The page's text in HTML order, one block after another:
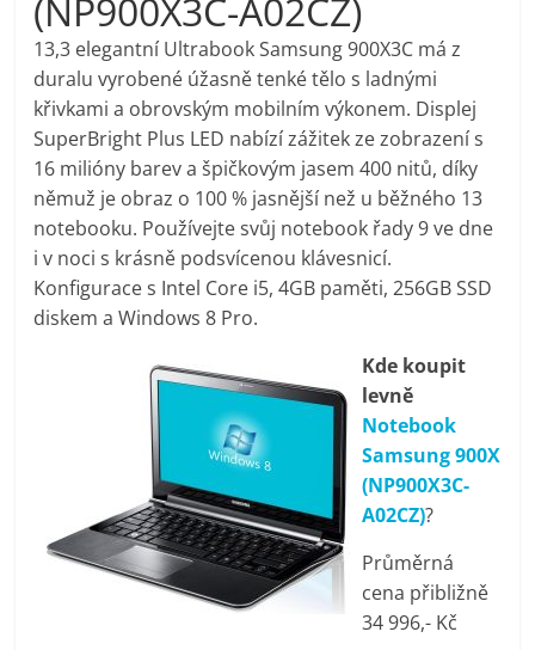
pračky,
televize,
notebooky,
mobilní
telefony,
kávovary,
bazény
elektronika
porovnání
(NP900X3C-A02CZ)
13,3 elegantní Ultrabook Samsung 900X3C má z
duralu vyrobené úžasně tenké tělo s ladnými
křivkami a obrovským mobilním výkonem. Displej
SuperBright Plus LED nabízí zážitek ze zobrazení s
16 milióny barev a špičkovým jasem 400 nitů, díky
němuž je obraz o 100 % jasnější než u běžného 13
notebooku. Používejte svůj notebook řady 9 ve dne
i v noci s krásně podsvícenou klávesnicí.
Konfigurace s Intel Core i5, 4GB paměti, 256GB SSD
diskem a Windows 8 Pro.
Kde koupit
levně
Notebook
Samsung 900X
(NP900X3C-
A02CZ)?
Průměrná
cena přibližně
34 996,- Kč